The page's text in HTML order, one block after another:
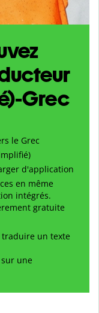
Grec
le Grec
d'application
en même
intégrés.
gratuite
traduire un texte
une